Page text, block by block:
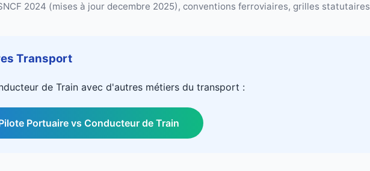
2024 (mises à jour decembre 2025), conventions ferroviaires, grilles statutaires
Transport
de Train avec d'autres métiers du transport :
Portuaire vs Conducteur de Train